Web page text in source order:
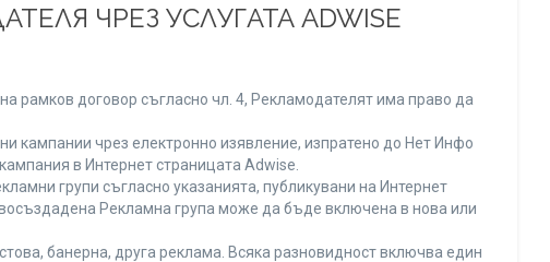
ЧРЕЗ УСЛУГАТА ADWISE
рамков договор съгласно чл. 4, Рекламодателят има право да
кампании чрез електронно изявление, изпратено до Нет Инфо
в Интернет страницата Adwise.
групи съгласно указанията, публикувани на Интернет
Рекламна група може да бъде включена в нова или
банерна, друга реклама. Всяка разновидност включва един